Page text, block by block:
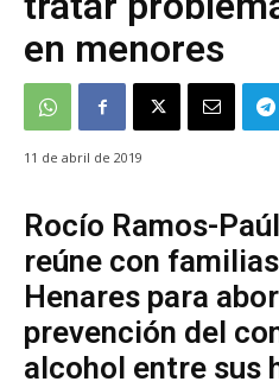
en menores
11 de abril de 2019
Rocío Ramos-
reúne con
Henares para
prevención del
alcohol entre sus